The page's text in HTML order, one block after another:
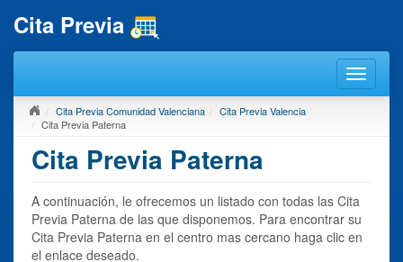
Cita Previa
Cita Previa Comunidad Valenciana
Cita Previa Valencia
Cita Previa Paterna
Cita Previa Paterna
A continuación, le ofrecemos un listado con todas las Cita
Previa Paterna de las que disponemos. Para encontrar su
Cita Previa Paterna en el centro mas cercano haga clic en
el enlace deseado.